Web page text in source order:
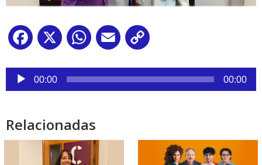
Facebook
X WhatsApp
Email
Reproductor
audio
00:00 00:00
Relacionadas